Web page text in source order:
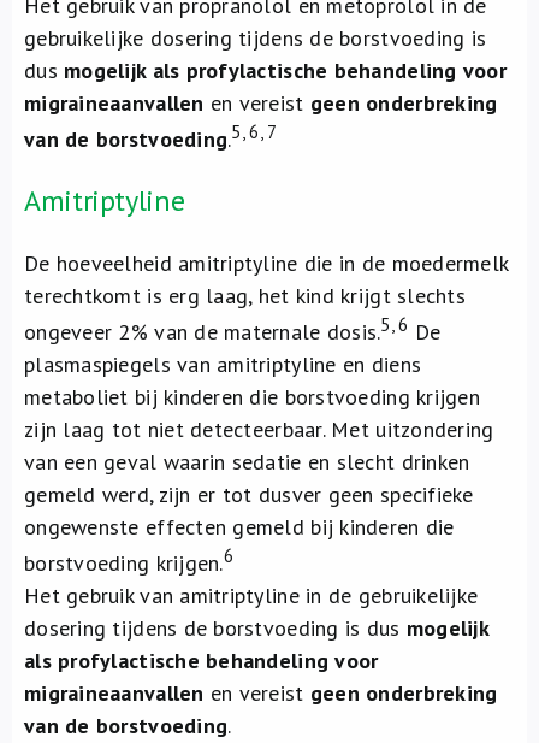
gebruikelijke dosering tijdens de borstvoeding is
dus mogelijk als profylactische behandeling voor
migraineaanvallen en vereist geen onderbreking
van de borstvoeding.5, 6, 7
Amitriptyline
De hoeveelheid amitriptyline die in de moedermelk
terechtkomt is erg laag, het kind krijgt slechts
ongeveer 2% van de maternale dosis.5, 6 De
plasmaspiegels van amitriptyline en diens
metaboliet bij kinderen die borstvoeding krijgen
zijn laag tot niet detecteerbaar. Met uitzondering
van een geval waarin sedatie en slecht drinken
gemeld werd, zijn er tot dusver geen specifieke
ongewenste effecten gemeld bij kinderen die
borstvoeding krijgen.6
Het gebruik van amitriptyline in de gebruikelijke
dosering tijdens de borstvoeding is dus mogelijk
als profylactische behandeling voor
migraineaanvallen en vereist geen onderbreking
van de borstvoeding.